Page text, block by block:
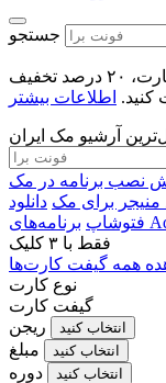
جستجو
تا تاریخ ۳۰ مرداد ۱۴۰۵ با خرید هر گیفت‌کارت، ۲۰ درصد تخفیف
کنید. اطلاعات بیشتر
نصب برنامه در مک
منیجر برای مک دانلود
فتوشاپ
فقط با ۳ کلیک
همه گیفت کارت‌ها
نوع کارت
گیفت کارت
ریجن
انتخاب کنید
مبلغ انتخاب کنید
دوره انتخاب کنید